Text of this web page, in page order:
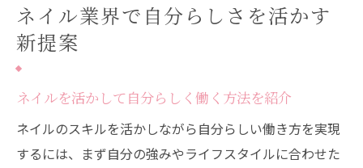
ネイル業界で自分らしさを活かす
新提案
ネイルを活かして自分らしく働く方法を紹介
ネイルのスキルを活かしながら自分らしい働き方を実現
するには、まず自分の強みやライフスタイルに合わせた